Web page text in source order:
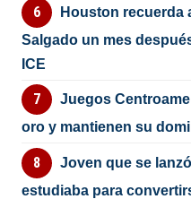
Houston recuerda
Salgado un mes
ICE
Juegos
oro y mantienen su
Joven que se
estudiaba para